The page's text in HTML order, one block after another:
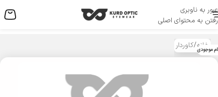
عبور به ناوبری
رفتن به محتوای اصلی
منو
خانه/کاوردار موجودی